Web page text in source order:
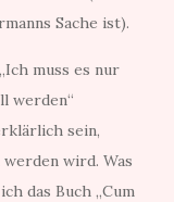
Sache ist).
muss es nur
werden“
sein,
wird. Was
das Buch „Cum